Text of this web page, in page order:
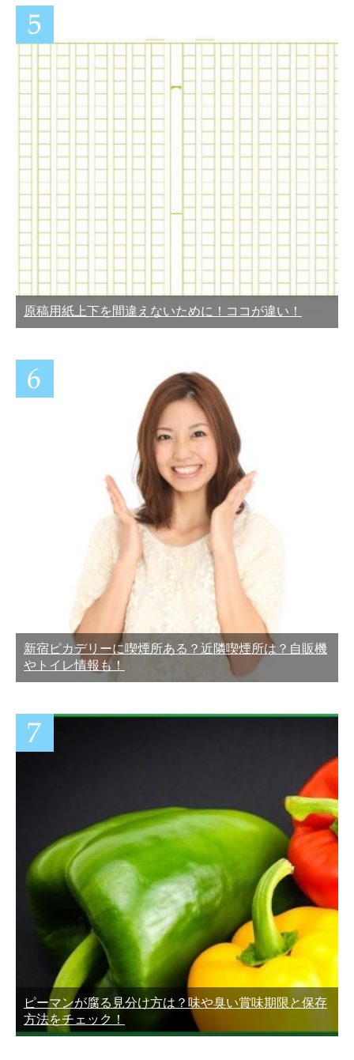
原稿用紙上下を間違えないために！ココが違い！
新宿ピカデリーに喫煙所ある？近隣喫煙所は？自販機
やトイレ情報も！
ピーマンが腐る見分け方は？味や臭い賞味期限と保存
方法をチェック！